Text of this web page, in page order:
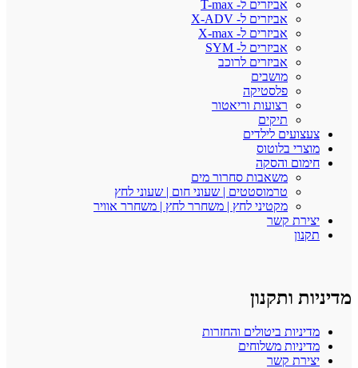
אביזרים ל- T-max
אביזרים ל- X-ADV
אביזרים ל- X-max
אביזרים ל- SYM
אביזרים לרוכב
מושבים
פלסטיקה
רצועות וריאטור
תיקים
צעצועים לילדים
מוצרי בלוטוס
חימום והסקה
משאבות סחרור מים
טרמוסטטים | שעוני חום | שעוני לחץ
מקטיני לחץ | משחרר לחץ | משחרר אוויר
יצירת קשר
תקנון
מדיניות ותקנון
מדיניות ביטולים והחזרות
מדיניות משלוחים
יצירת קשר